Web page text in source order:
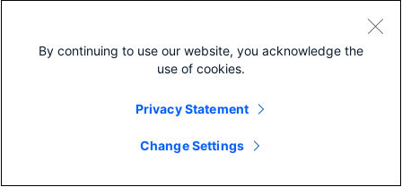
By continuing to use our website, you acknowledge the
use of cookies.
Privacy Statement
Change Settings